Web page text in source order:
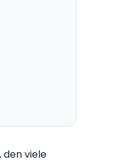
den viele